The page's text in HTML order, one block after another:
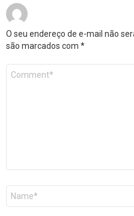
O seu endereço de e-mail não
são marcados com *
Comentário
Nome